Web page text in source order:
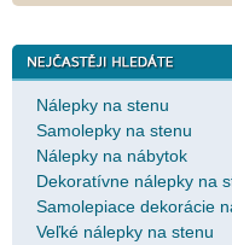
Nálepky na stenu
Samolepky na stenu
Nálepky na nábytok
Dekoratívne nálepky na
Samolepiace dekorácie
Veľké nálepky na stenu